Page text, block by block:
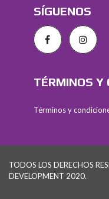
SÍGUENOS
TÉRMINOS Y
Términos y
TODOS LOS DERECHOS
DEVELOPMENT 2020.